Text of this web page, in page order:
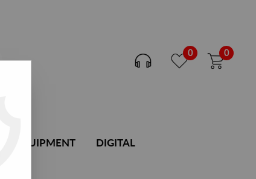
0 0
DJ EQUIPMENT DIGITAL